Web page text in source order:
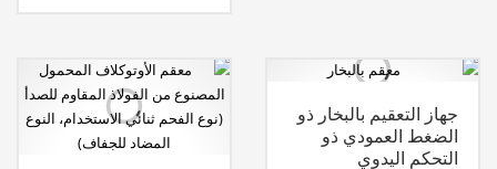
جهاز التعقيم بالبخار ذو
الضغط العمودي ذو
التحكم اليدوي